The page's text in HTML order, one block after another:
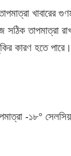
খাবারের
তাপমাত্রা
কারণ হতে পারে।
-১৮°